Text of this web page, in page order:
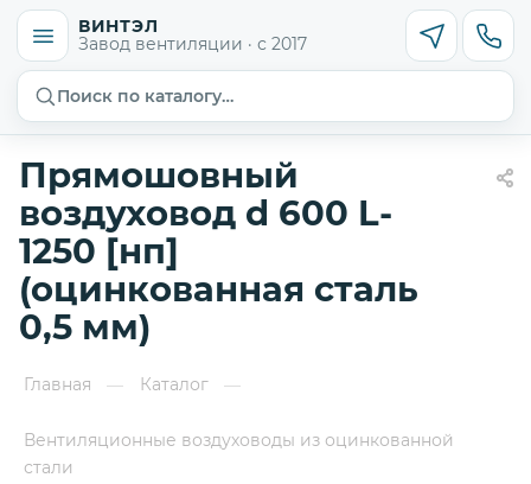
ВИНТЭЛ
Завод вентиляции · с 2017
Поиск по каталогу…
Прямошовный
воздуховод d 600 L-
1250 [нп]
(оцинкованная сталь
0,5 мм)
Главная — Каталог —
Вентиляционные воздуховоды из оцинкованной
стали